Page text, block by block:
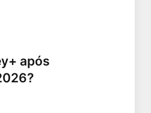
após